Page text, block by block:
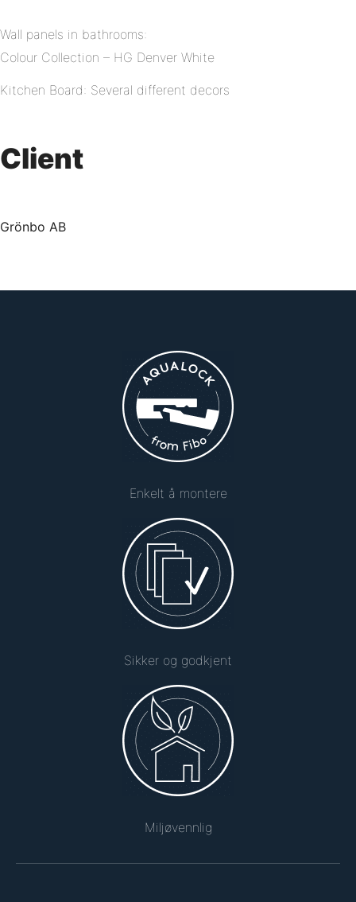
Wall panels in bathrooms:
Colour Collection – HG Denver White
Kitchen Board: Several different decors
Client
Grönbo AB
Enkelt å montere
Sikker og godkjent
Miljøvennlig